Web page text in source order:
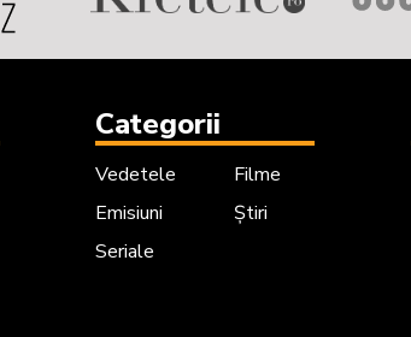
Categorii
Vedetele
Emisiuni
Seriale
Filme
Știri